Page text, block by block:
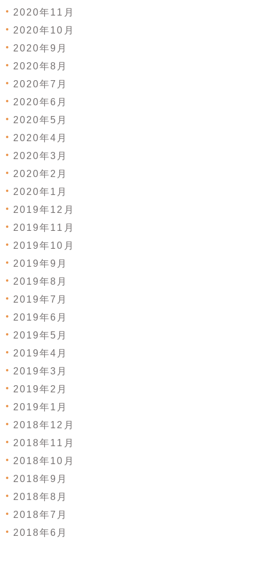
2020年11月
2020年10月
2020年9月
2020年8月
2020年7月
2020年6月
2020年5月
2020年4月
2020年3月
2020年2月
2020年1月
2019年12月
2019年11月
2019年10月
2019年9月
2019年8月
2019年7月
2019年6月
2019年5月
2019年4月
2019年3月
2019年2月
2019年1月
2018年12月
2018年11月
2018年10月
2018年9月
2018年8月
2018年7月
2018年6月